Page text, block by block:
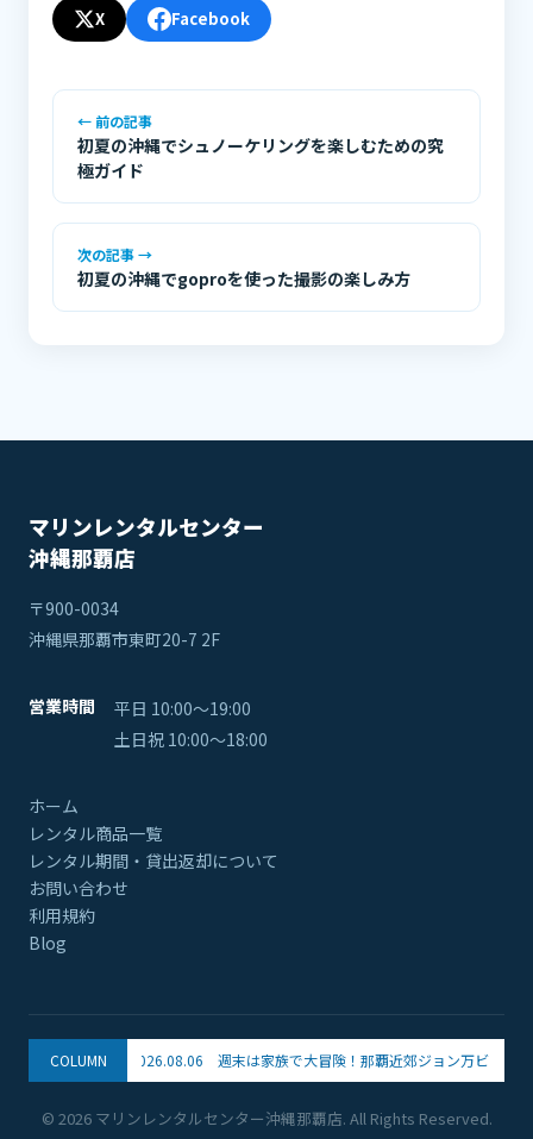
X Facebook
← 前の記事
初夏の沖縄でシュノーケリングを楽しむための究
極ガイド
次の記事 →
初夏の沖縄でgoproを使った撮影の楽しみ方
マリンレンタルセンター
沖縄那覇店
〒900-0034
沖縄県那覇市東町20-7 2F
営業時間
平日 10:00〜19:00
土日祝 10:00〜18:00
ホーム
レンタル商品一覧
レンタル期間・貸出返却について
お問い合わせ
利用規約
Blog
COLUMN2026.08.06 週末は家族で大冒険！那覇近郊ジョン万ビーチで手ぶ
© 2026 マリンレンタルセンター沖縄那覇店. All Rights Reserved.